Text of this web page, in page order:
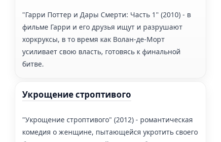
"Гарри Поттер и Дары Смерти: Часть 1" (2010) - в
фильме Гарри и его друзья ищут и разрушают
хоркруксы, в то время как Волан-де-Морт
усиливает свою власть, готовясь к финальной
битве.
Укрощение строптивого
"Укрощение строптивого" (2012) - романтическая
комедия о женщине, пытающейся укротить своего